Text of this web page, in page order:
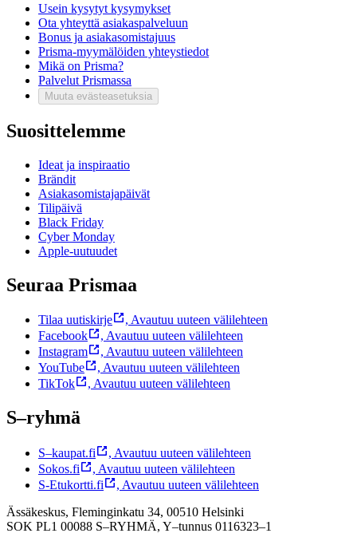
Usein kysytyt kysymykset
Ota yhteyttä asiakaspalveluun
Bonus ja asiakasomistajuus
Prisma-myymälöiden yhteystiedot
Mikä on Prisma?
Palvelut Prismassa
Muuta evästeasetuksia
Suosittelemme
Ideat ja inspiraatio
Brändit
Asiakasomistajapäivät
Tilipäivä
Black Friday
Cyber Monday
Apple-uutuudet
Seuraa Prismaa
Tilaa uutiskirje , Avautuu uuteen välilehteen
Facebook
, Avautuu uuteen välilehteen
Instagram
, Avautuu uuteen välilehteen
YouTube
, Avautuu uuteen välilehteen
TikTok
, Avautuu uuteen välilehteen
S–ryhmä
S–kaupat.fi , Avautuu uuteen välilehteen
Sokos.fi
, Avautuu uuteen välilehteen
S-Etukortti.fi
, Avautuu uuteen välilehteen
Ässäkeskus, Fleminginkatu 34, 00510 Helsinki
SOK PL1 00088 S–RYHMÄ, Y–tunnus 0116323–1